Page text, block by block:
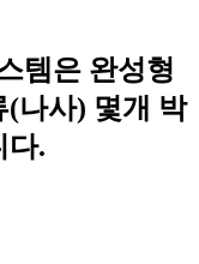
템은 완성형
(나사) 몇개 박
다.